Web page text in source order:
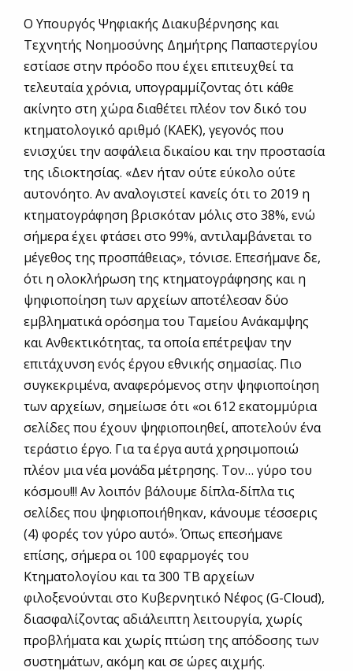
Ο Υπουργός Ψηφιακής Διακυβέρνησης και
Τεχνητής Νοημοσύνης Δημήτρης Παπαστεργίου
εστίασε στην πρόοδο που έχει επιτευχθεί τα
τελευταία χρόνια, υπογραμμίζοντας ότι κάθε
ακίνητο στη χώρα διαθέτει πλέον τον δικό του
κτηματολογικό αριθμό (ΚΑΕΚ), γεγονός που
ενισχύει την ασφάλεια δικαίου και την προστασία
της ιδιοκτησίας. «Δεν ήταν ούτε εύκολο ούτε
αυτονόητο. Αν αναλογιστεί κανείς ότι το 2019 η
κτηματογράφηση βρισκόταν μόλις στο 38%, ενώ
σήμερα έχει φτάσει στο 99%, αντιλαμβάνεται το
μέγεθος της προσπάθειας», τόνισε. Επεσήμανε δε,
ότι η ολοκλήρωση της κτηματογράφησης και η
ψηφιοποίηση των αρχείων αποτέλεσαν δύο
εμβληματικά ορόσημα του Ταμείου Ανάκαμψης
και Ανθεκτικότητας, τα οποία επέτρεψαν την
επιτάχυνση ενός έργου εθνικής σημασίας. Πιο
συγκεκριμένα, αναφερόμενος στην ψηφιοποίηση
των αρχείων, σημείωσε ότι «οι 612 εκατομμύρια
σελίδες που έχουν ψηφιοποιηθεί, αποτελούν ένα
τεράστιο έργο. Για τα έργα αυτά χρησιμοποιώ
πλέον μια νέα μονάδα μέτρησης. Τον… γύρο του
κόσμου!!! Αν λοιπόν βάλουμε δίπλα-δίπλα τις
σελίδες που ψηφιοποιήθηκαν, κάνουμε τέσσερις
(4) φορές τον γύρο αυτό». Όπως επεσήμανε
επίσης, σήμερα οι 100 εφαρμογές του
Κτηματολογίου και τα 300 TB αρχείων
φιλοξενούνται στο Κυβερνητικό Νέφος (G-Cloud),
διασφαλίζοντας αδιάλειπτη λειτουργία, χωρίς
προβλήματα και χωρίς πτώση της απόδοσης των
συστημάτων, ακόμη και σε ώρες αιχμής.